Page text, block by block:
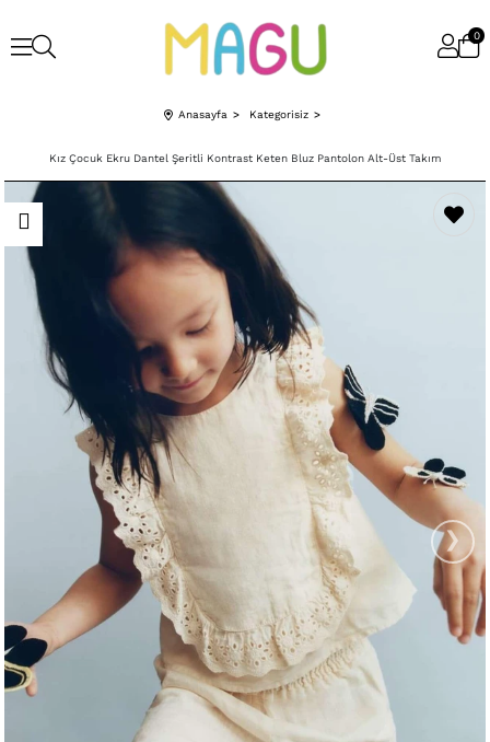
0
Anasayfa Kategorisiz
Kız Çocuk Ekru Dantel Şeritli Kontrast Keten Bluz Pantolon Alt-Üst Takım
›